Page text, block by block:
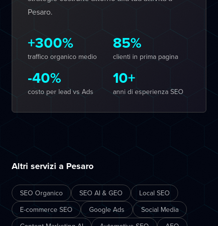
Pesaro.
+300%
traffico organico medio
85%
clienti in prima pagina
-40%
costo per lead vs Ads
10+
anni di esperienza SEO
Altri servizi a Pesaro
SEO Organico SEO AI & GEO
Local SEO
E-commerce SEO
Google Ads
Social Media